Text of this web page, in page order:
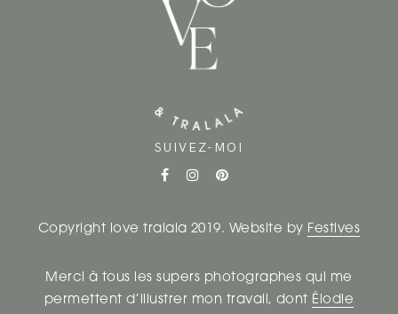
SUIVEZ-MOI
Copyright love tralala 2019. Website by Festives
Merci à tous les supers photographes qui me
permettent d’illustrer mon travail, dont Élodie